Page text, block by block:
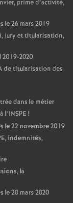
prime d’activité,
le 26 mars 2019
jury et titularisation,
2019-2020
de titularisation des
dans le métier
à l’INSPE !
le 22 novembre 2019
, indemnités,
la
le 20 mars 2020